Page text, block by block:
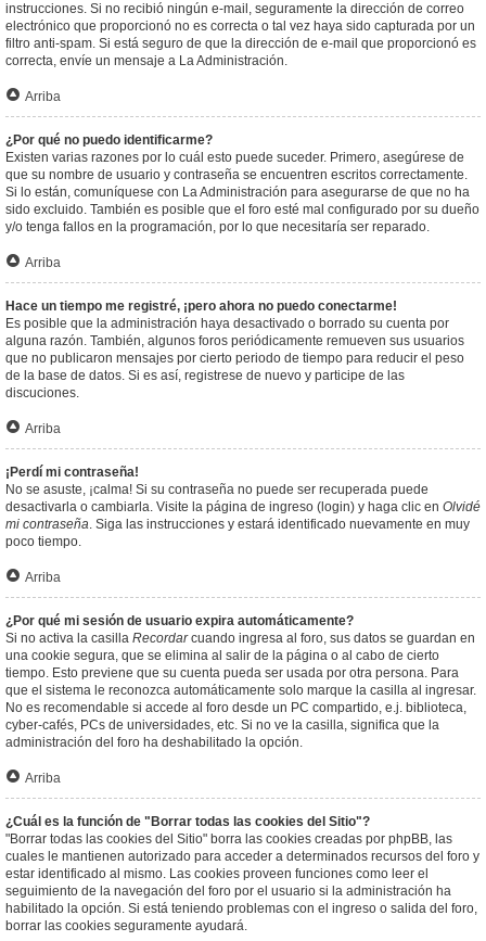
instrucciones. Si no recibió ningún e-mail, seguramente la dirección de correo
electrónico que proporcionó no es correcta o tal vez haya sido capturada por un
filtro anti-spam. Si está seguro de que la dirección de e-mail que proporcionó es
correcta, envíe un mensaje a La Administración.
Arriba
¿Por qué no puedo identificarme?
Existen varias razones por lo cuál esto puede suceder. Primero, asegúrese de
que su nombre de usuario y contraseña se encuentren escritos correctamente.
Si lo están, comuníquese con La Administración para asegurarse de que no ha
sido excluido. También es posible que el foro esté mal configurado por su dueño
y/o tenga fallos en la programación, por lo que necesitaría ser reparado.
Arriba
Hace un tiempo me registré, ¡pero ahora no puedo conectarme!
Es posible que la administración haya desactivado o borrado su cuenta por
alguna razón. También, algunos foros periódicamente remueven sus usuarios
que no publicaron mensajes por cierto periodo de tiempo para reducir el peso
de la base de datos. Si es así, registrese de nuevo y participe de las
discuciones.
Arriba
¡Perdí mi contraseña!
No se asuste, ¡calma! Si su contraseña no puede ser recuperada puede
desactivarla o cambiarla. Visite la página de ingreso (login) y haga clic en Olvidé
mi contraseña. Siga las instrucciones y estará identificado nuevamente en muy
poco tiempo.
Arriba
¿Por qué mi sesión de usuario expira automáticamente?
Si no activa la casilla Recordarcuando ingresa al foro, sus datos se guardan en
una cookie segura, que se elimina al salir de la página o al cabo de cierto
tiempo. Esto previene que su cuenta pueda ser usada por otra persona. Para
que el sistema le reconozca automáticamente solo marque la casilla al ingresar.
No es recomendable si accede al foro desde un PC compartido, e.j. biblioteca,
cyber-cafés, PCs de universidades, etc. Si no ve la casilla, significa que la
administración del foro ha deshabilitado la opción.
Arriba
¿Cuál es la función de "Borrar todas las cookies del Sitio"?
"Borrar todas las cookies del Sitio" borra las cookies creadas por phpBB, las
cuales le mantienen autorizado para acceder a determinados recursos del foro y
estar identificado al mismo. Las cookies proveen funciones como leer el
seguimiento de la navegación del foro por el usuario si la administración ha
habilitado la opción. Si está teniendo problemas con el ingreso o salida del foro,
borrar las cookies seguramente ayudará.